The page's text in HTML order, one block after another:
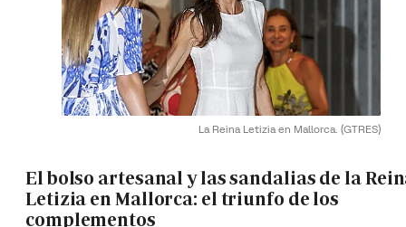
La Reina Letizia en Mallorca. (GTRES)
El bolso artesanal y las sandalias de la
Letizia en Mallorca: el triunfo de los
complementos